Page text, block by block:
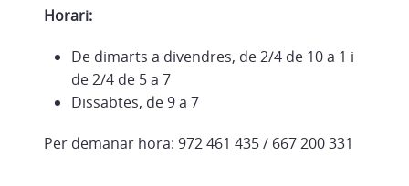
Horari:
De dimarts a divendres, de 2/4 de 10 a 1 i
de 2/4 de 5 a 7
Dissabtes, de 9 a 7
Per demanar hora: 972 461 435 / 667 200 331